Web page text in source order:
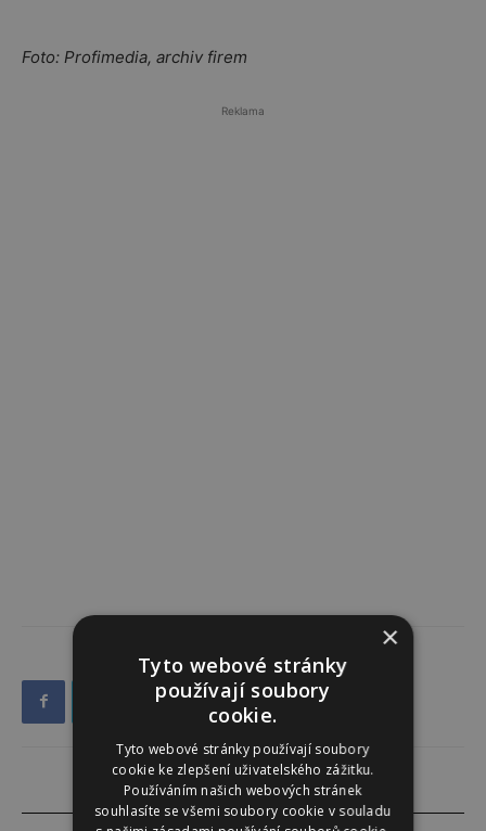
Foto: Profimedia, archiv firem
Reklama
×
Tyto webové stránky
používají soubory
cookie.
Tyto webové stránky používají soubory
cookie ke zlepšení uživatelského zážitku.
Používáním našich webových stránek
souhlasíte se všemi soubory cookie v souladu